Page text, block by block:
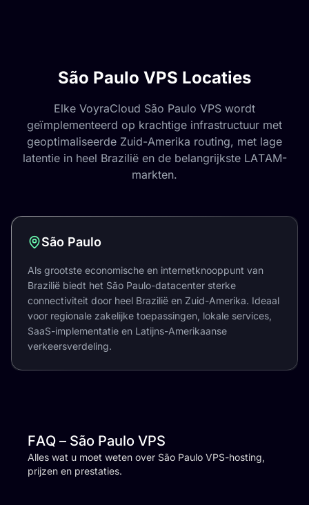
São Paulo VPS Locaties
Elke VoyraCloud São Paulo VPS wordt
geïmplementeerd op krachtige infrastructuur met
geoptimaliseerde Zuid-Amerika routing, met lage
latentie in heel Brazilië en de belangrijkste LATAM-
markten.
São Paulo
Als grootste economische en internetknooppunt van
Brazilië biedt het São Paulo-datacenter sterke
connectiviteit door heel Brazilië en Zuid-Amerika. Ideaal
voor regionale zakelijke toepassingen, lokale services,
SaaS-implementatie en Latijns-Amerikaanse
verkeersverdeling.
FAQ – São Paulo VPS
Alles wat u moet weten over São Paulo VPS-hosting,
prijzen en prestaties.